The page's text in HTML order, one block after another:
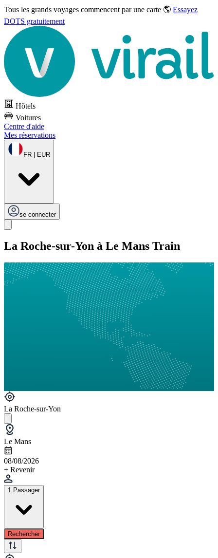
Tous les grands voyages commencent par une carte 🌎 Essayez
DOTS gratuitement
Hôtels
Voitures
Centre d'aide
Mes réservations
FR | EUR
se connecter
La Roche-sur-Yon à Le Mans Train
La Roche-sur-Yon
Le Mans
08/08/2026
+ Revenir
1 Passager
Rechercher